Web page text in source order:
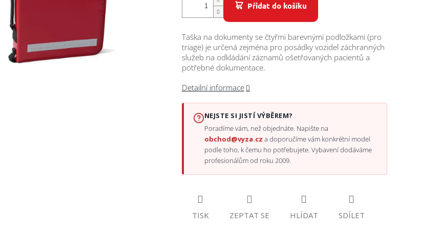
Přidat do košíku
Taška na dokumenty se čtyřmi barevnými podložkami (pro
triage) je určená zejména pro posádky vozidel záchranných
služeb na odkládání záznamů ošetřovaných pacientů a
potřebné dokumentace.
Detailní informace
NEJSTE SI JISTÍ VÝBĚREM?
Poradíme vám, než objednáte. Napište na
obchod@vyza.cz a doporučíme vám konkrétní model
podle toho, k čemu ho potřebujete. Vybavení dodáváme
profesionálům od roku 2009.
TISK ZEPTAT SE HLÍDAT SDÍLET